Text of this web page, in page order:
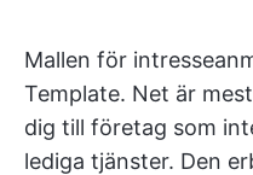
Mallen för
Template. Net är
dig till företag som
lediga tjänster. Den